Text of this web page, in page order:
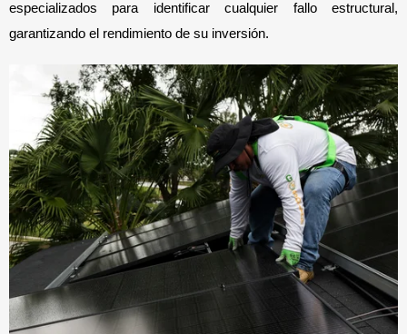
especializados para identificar cualquier fallo estructural,
garantizando el rendimiento de su inversión.